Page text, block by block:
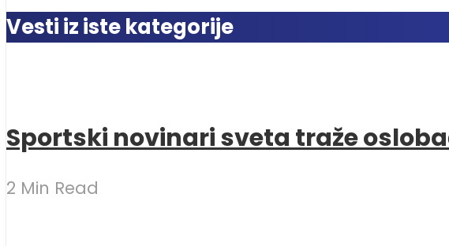
Vesti iz iste kategorije
Sportski novinari sveta traže
2 Min Read